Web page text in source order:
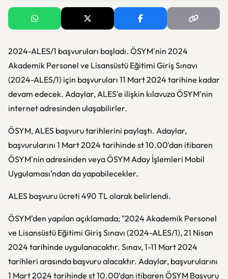
2024-ALES/1 başvuruları başladı. ÖSYM'nin 2024
Akademik Personel ve Lisansüstü Eğitimi Giriş Sınavı
(2024-ALES/1) için başvuruları 11 Mart 2024 tarihine kadar
devam edecek. Adaylar, ALES'e ilişkin kılavuza ÖSYM'nin
internet adresinden ulaşabilirler.
ÖSYM, ALES başvuru tarihlerini paylaştı. Adaylar,
başvurularını 1 Mart 2024 tarihinde st 10.00'dan itibaren
ÖSYM'nin adresinden veya ÖSYM Aday İşlemleri Mobil
Uygulaması’ndan da yapabilecekler.
ALES başvuru ücreti 490 TL olarak belirlendi.
ÖSYM'den yapılan açıklamada; "2024 Akademik Personel
ve Lisansüstü Eğitimi Giriş Sınavı (2024-ALES/1), 21 Nisan
2024 tarihinde uygulanacaktır. Sınav, 1-11 Mart 2024
tarihleri arasında başvuru alacaktır. Adaylar, başvurularını
1 Mart 2024 tarihinde st 10.00'dan itibaren ÖSYM Başvuru